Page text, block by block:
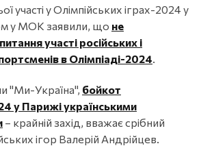
участі у Олімпійських іграх-2024 у
у МОК заявили, що не
участі російських і
в Олімпіаді-2024
"Ми-Україна", бойкот
у Парижі українськими
– крайній захід, вважає срібний
ігор Валерій Андрійцев.